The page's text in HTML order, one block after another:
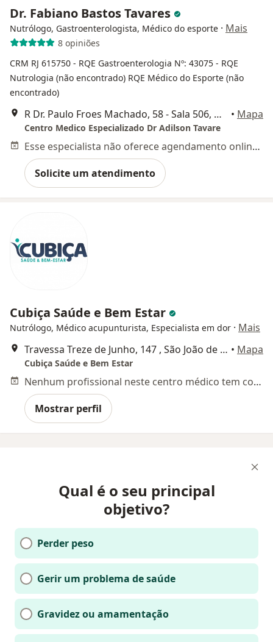
Dr. Fabiano Bastos Tavares
Nutrólogo, Gastroenterologista, Médico do esporte · Mais
8 opiniões
CRM RJ 615750 - RQE Gastroenterologia Nº: 43075 - RQE
Nutrologia (não encontrado) RQE Médico do Esporte (não
encontrado)
R Dr. Paulo Froes Machado, 58 - Sala 506, Nova Iguaçu • Mapa
Centro Medico Especializado Dr Adilson Tavare
Esse especialista não oferece agendamento online para esse endereço.
Solicite um atendimento
Cubiça Saúde e Bem Estar
Nutrólogo, Médico acupunturista, Especialista em dor · Mais
Travessa Treze de Junho, 147 , São João de Meriti • Mapa
Cubiça Saúde e Bem Estar
Nenhum profissional neste centro médico tem consultas disponíveis
Mostrar perfil
Qual é o seu principal
objetivo?
Perder peso
Gerir um problema de saúde
Gravidez ou amamentação